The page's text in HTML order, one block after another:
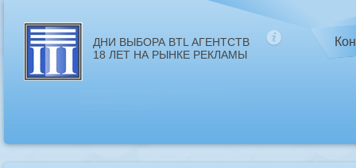
ДНИ ВЫБОРА BTL АГЕНТСТВ
18 ЛЕТ НА РЫНКЕ РЕКЛАМЫ